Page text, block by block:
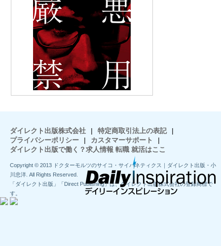
ダイレクト出版株式会社 | 特定商取引法上の表記
|
プライバシーポリシー
| カスタマーサポート
|
ダイレクト出版で働く？求人情報 転職 就活はここ
Copyright © 2013 ドクターモルツのサイコ・サイバネティクス｜ダイレクト出版・小
川忠洋. All Rights Reserved.
「ダイレクト出版」「Direct Publishing」は、ダイレクト出版株式会社の登録商標で
す。